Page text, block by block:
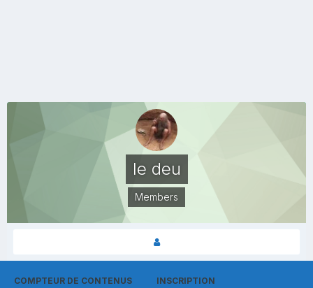
le deu
Members
COMPTEUR DE CONTENUS INSCRIPTION